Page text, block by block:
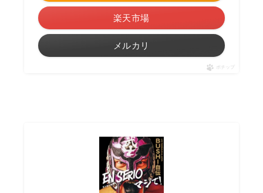
楽天市場
メルカリ
ポチップ